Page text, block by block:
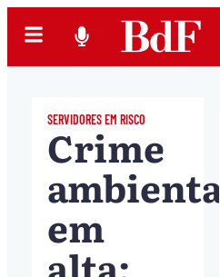
SERVIDORES EM RISCO
Crime
ambiental
em
alta: